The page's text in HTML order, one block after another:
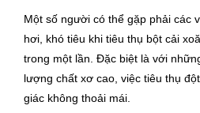
Một số người có thể gặp phải các
hơi, khó tiêu khi tiêu thụ bột cải
trong một lần. Đặc biệt là với
lượng chất xơ cao, việc tiêu thụ
giác không thoải mái.